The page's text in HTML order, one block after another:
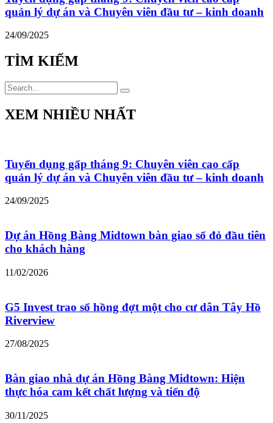
quản lý dự án và Chuyên viên đầu tư – kinh doanh
24/09/2025
TÌM KIẾM
XEM NHIỀU NHẤT
Tuyển dụng gấp tháng 9: Chuyên viên cao cấp
quản lý dự án và Chuyên viên đầu tư – kinh doanh
24/09/2025
Dự án Hồng Bàng Midtown bàn giao sổ đỏ đầu tiên
cho khách hàng
11/02/2026
G5 Invest trao sổ hồng đợt một cho cư dân Tây Hồ
Riverview
27/08/2025
Bàn giao nhà dự án Hồng Bàng Midtown: Hiện
thực hóa cam kết chất lượng và tiến độ
30/11/2025